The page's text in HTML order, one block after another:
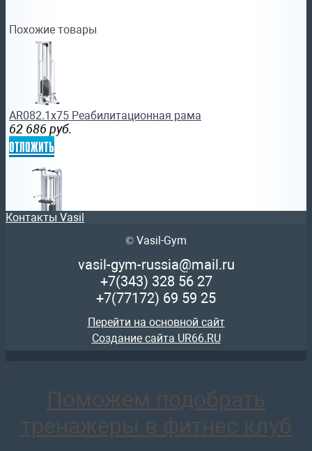
Похожие товары
AR082.1х75 Реабилитационная рама
62 686 руб.
отложить
AR049 Турник с противовесом (стек 100кг)
отложить
Контакты Vasil
© Vasil-Gym
vasil-gym-russia@mail.ru
+7(343) 328 56 27
+7(77172) 69 59 25
Перейти на основной сайт
Создание сайта UR66.RU
×
Поможем подобрать
тренажеры в фитнес клуб